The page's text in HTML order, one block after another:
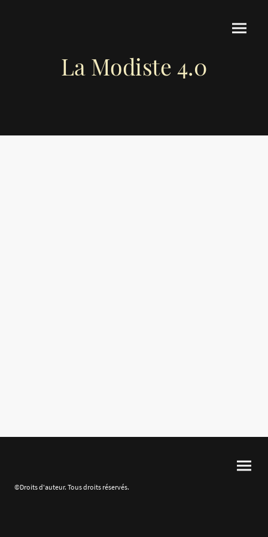
La Modiste 4.0
©Droits d'auteur. Tous droits réservés.